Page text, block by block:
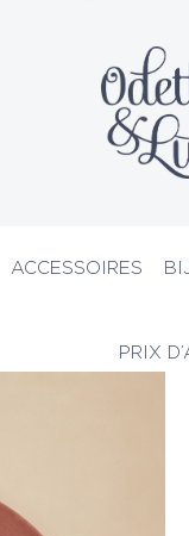
ACCESSOIRES
PRIX